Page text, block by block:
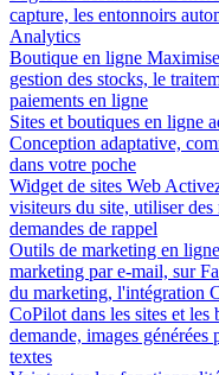
capture, les entonnoirs
Analytics
Boutique en ligne
gestion des stocks, le
paiements en ligne
Sites et boutiques en ligne
Conception adaptative,
dans votre poche
Widget de sites Web
visiteurs du site, utiliser des
demandes de rappel
Outils de marketing en ligne
marketing par e-mail, sur
du marketing, l'intégration
CoPilot dans les sites et les
demande, images
textes